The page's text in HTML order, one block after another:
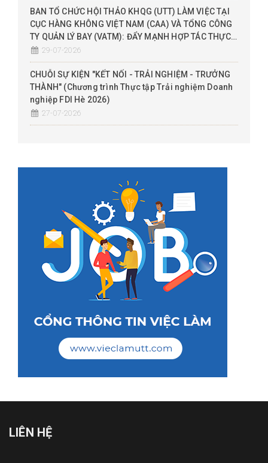
BAN TỔ CHỨC HỘI THẢO KHQG (UTT) LÀM VIỆC TẠI
CỤC HÀNG KHÔNG VIỆT NAM (CAA) VÀ TỔNG CÔNG
TY QUẢN LÝ BAY (VATM): ĐẨY MẠNH HỢP TÁC THỰC
CHIẾN THEO MÔ HÌNH 3 NHÀ (NHÀ NƯỚC - NHÀ
TRƯỜNG - DN)
29-07-2026
CHUỖI SỰ KIỆN "KẾT NỐI - TRẢI NGHIỆM - TRƯỞNG
THÀNH" (Chương trình Thực tập Trải nghiệm Doanh
nghiệp FDI Hè 2026)
27-07-2026
LIÊN HỆ